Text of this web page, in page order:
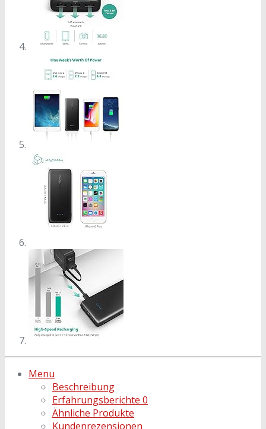
Menu
Beschreibung
Erfahrungsberichte 0
Ähnliche Produkte
Kundenrezensionen